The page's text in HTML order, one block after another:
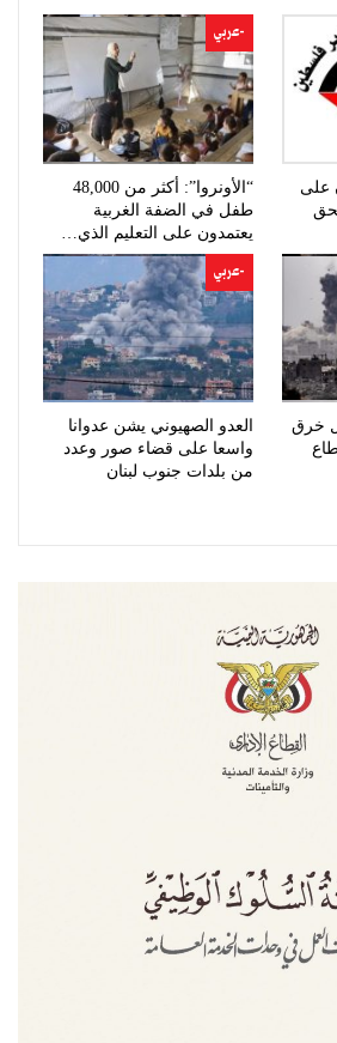
على
-عربي
“الأونروا”: أكثر من 48,000
طفل في الضفة الغربية
يعتمدون على التعليم الذي…
خرق
-عربي
العدو الصهيوني يشن عدوانا
واسعا على قضاء صور وعدد
من بلدات جنوب لبنان